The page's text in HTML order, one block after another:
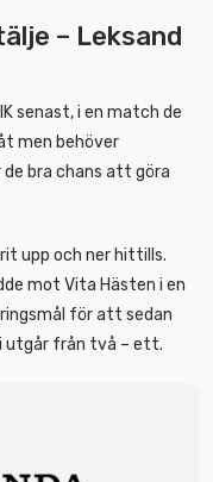
– Leksand
senast, i en match de
men behöver
bra chans att göra
upp och ner hittills.
mot Vita Hästen i en
för att sedan
utgår från två – ett.